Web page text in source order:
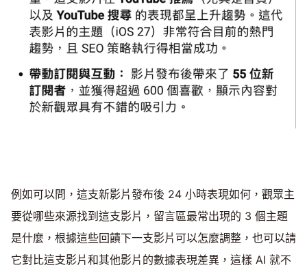
例如可以問，這支新影片發布後 24 小時表現如何，觀眾主
要從哪些來源找到這支影片，留言區最常出現的 3 個主題
是什麼，根據這些回饋下一支影片可以怎麼調整，也可以請
它對比這支影片和其他影片的數據表現差異，這樣 AI 就不